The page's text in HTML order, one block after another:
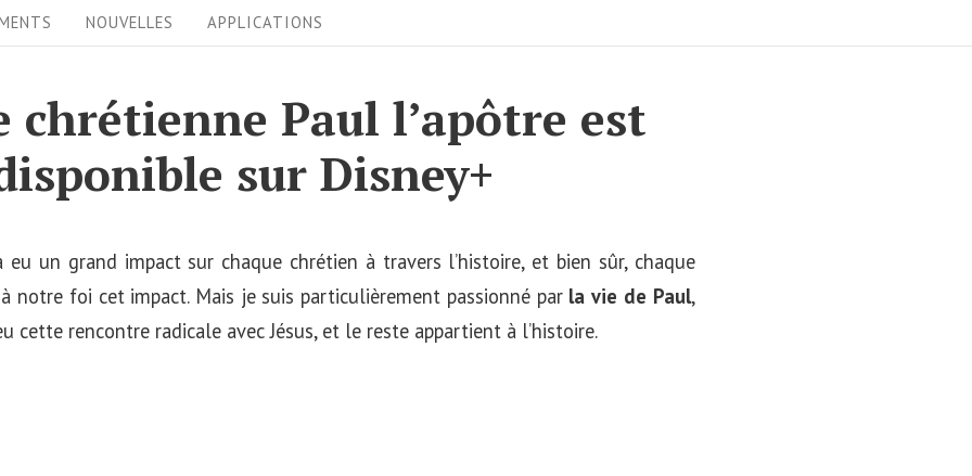
NOUVELLES APPLICATIONS
chrétienne Paul l’apôtre est
sur Disney+
eu un grand impact sur chaque chrétien à travers l’histoire, et bien sûr, chaque
notre foi cet impact. Mais je suis particulièrement passionné par la vie de Paul,
cette rencontre radicale avec Jésus, et le reste appartient à l’histoire.